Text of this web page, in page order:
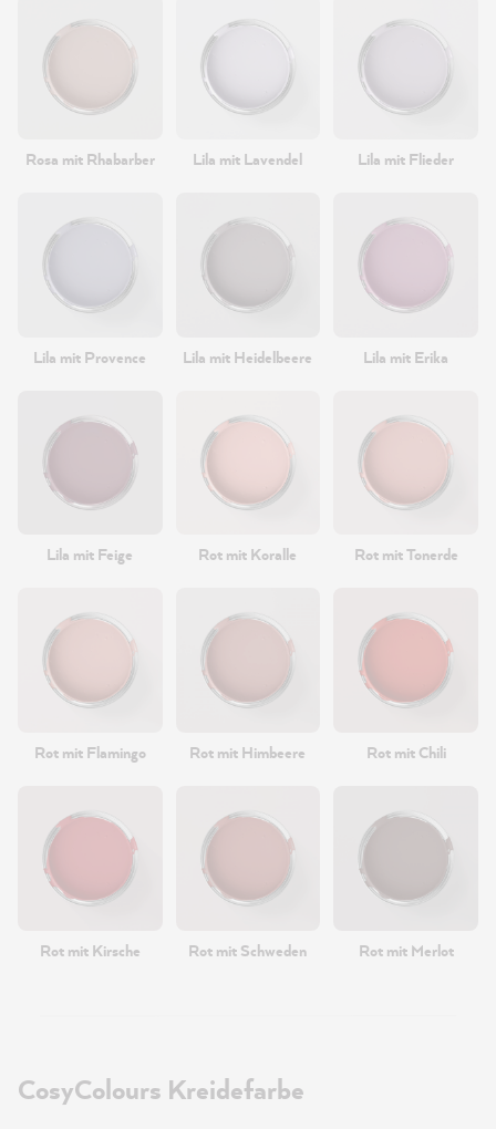
Rosa mit Rhabarber Lila mit Lavendel Lila mit Flieder
Lila mit Provence Lila mit Heidelbeere Lila mit Erika
Lila mit Feige Rot mit Koralle Rot mit Tonerde
Rot mit Flamingo Rot mit Himbeere Rot mit Chili
Rot mit Kirsche Rot mit Schweden Rot mit Merlot
CosyColours Kreidefarbe